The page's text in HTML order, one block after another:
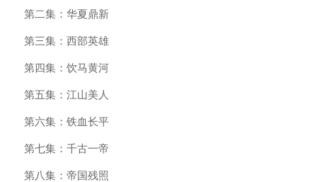
第二集：华夏鼎新
第三集：西部英雄
第四集：饮马黄河
第五集：江山美人
第六集：铁血长平
第七集：千古一帝
第八集：帝国残照